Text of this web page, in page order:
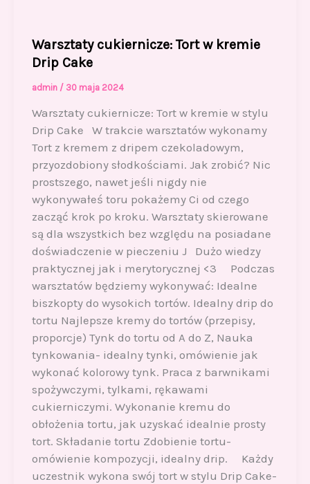
Warsztaty cukiernicze: Tort w kremie
Drip Cake
admin / 30 maja 2024
Warsztaty cukiernicze: Tort w kremie w stylu
Drip Cake W trakcie warsztatów wykonamy
Tort z kremem z dripem czekoladowym,
przyozdobiony słodkościami. Jak zrobić? Nic
prostszego, nawet jeśli nigdy nie
wykonywałeś toru pokażemy Ci od czego
zacząć krok po kroku. Warsztaty skierowane
są dla wszystkich bez względu na posiadane
doświadczenie w pieczeniu J Dużo wiedzy
praktycznej jak i merytorycznej <3 Podczas
warsztatów będziemy wykonywać: Idealne
biszkopty do wysokich tortów. Idealny drip do
tortu Najlepsze kremy do tortów (przepisy,
proporcje) Tynk do tortu od A do Z, Nauka
tynkowania- idealny tynki, omówienie jak
wykonać kolorowy tynk. Praca z barwnikami
spożywczymi, tylkami, rękawami
cukierniczymi. Wykonanie kremu do
obłożenia tortu, jak uzyskać idealnie prosty
tort. Składanie tortu Zdobienie tortu-
omówienie kompozycji, idealny drip. Każdy
uczestnik wykona swój tort w stylu Drip Cake-